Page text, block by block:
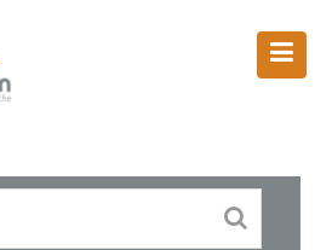
Boutique